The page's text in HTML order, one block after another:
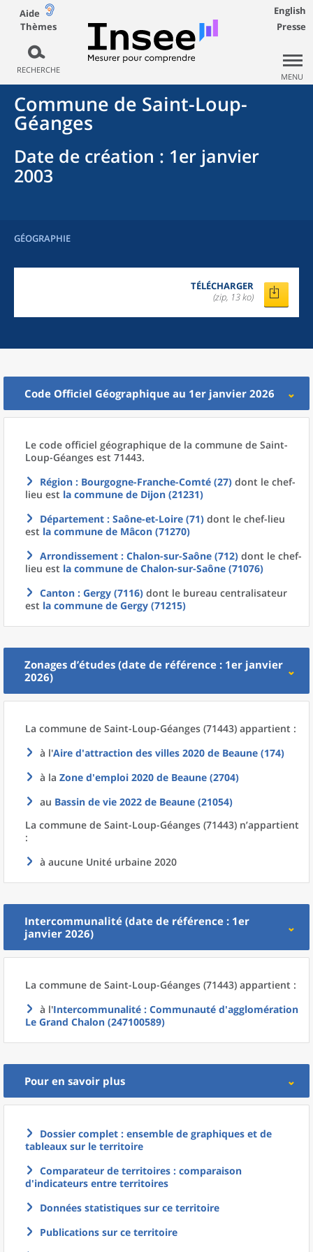
Aide
Thèmes
RECHERCHE
English
Presse
MENU
Commune de Saint-Loup-
Géanges
Date de création : 1er janvier
2003
GÉOGRAPHIE
TÉLÉCHARGER
(zip, 13 ko)
Code Officiel Géographique au 1er janvier 2026
Le code officiel géographique de la commune de Saint-
Loup-Géanges est 71443.
Région : Bourgogne-Franche-Comté (27) dont le chef-
lieu est la commune de Dijon (21231)
Département : Saône-et-Loire (71) dont le chef-lieu
est la commune de Mâcon (71270)
Arrondissement : Chalon-sur-Saône (712) dont le chef-
lieu est la commune de Chalon-sur-Saône (71076)
Canton : Gergy (7116) dont le bureau centralisateur
est la commune de Gergy (71215)
Zonages d’études (date de référence : 1er janvier
2026)
La commune de Saint-Loup-Géanges (71443) appartient :
à l'Aire d'attraction des villes 2020 de Beaune (174)
à la Zone d'emploi 2020 de Beaune (2704)
au Bassin de vie 2022 de Beaune (21054)
La commune de Saint-Loup-Géanges (71443) n’appartient
:
à aucune Unité urbaine 2020
Intercommunalité (date de référence : 1er
janvier 2026)
La commune de Saint-Loup-Géanges (71443) appartient :
à l'Intercommunalité : Communauté d'agglomération
Le Grand Chalon (247100589)
Pour en savoir plus
Dossier complet : ensemble de graphiques et de
tableaux sur le territoire
Comparateur de territoires : comparaison
d'indicateurs entre territoires
Données statistiques sur ce territoire
Publications sur ce territoire